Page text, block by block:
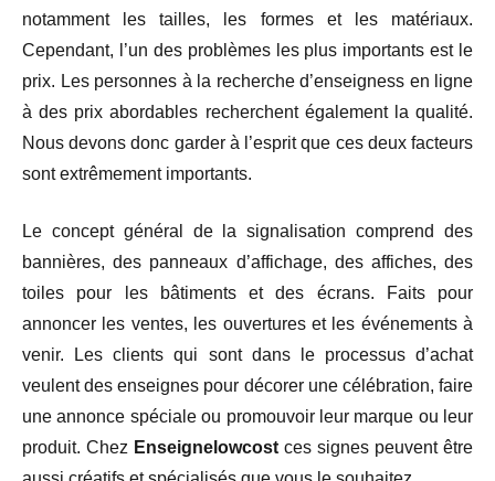
notamment les tailles, les formes et les matériaux.
Cependant, l’un des problèmes les plus importants est le
prix. Les personnes à la recherche d’enseigness en ligne
à des prix abordables recherchent également la qualité.
Nous devons donc garder à l’esprit que ces deux facteurs
sont extrêmement importants.
Le concept général de la signalisation comprend des
bannières, des panneaux d’affichage, des affiches, des
toiles pour les bâtiments et des écrans. Faits pour
annoncer les ventes, les ouvertures et les événements à
venir. Les clients qui sont dans le processus d’achat
veulent des enseignes pour décorer une célébration, faire
une annonce spéciale ou promouvoir leur marque ou leur
produit. Chez Enseignelowcost ces signes peuvent être